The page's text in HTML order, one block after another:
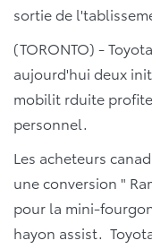
sortie de
(TORONTO) -
aujourd'hui deux
mobilit rduite
personnel.
Les acheteurs
une conversion "
pour la mini-
hayon assist.